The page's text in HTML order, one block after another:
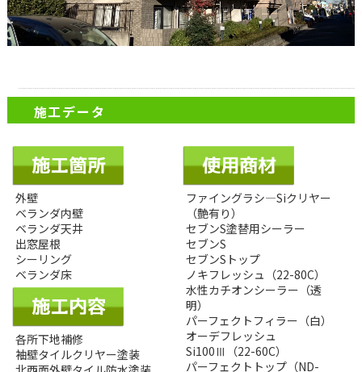
施工データ
外壁
ベランダ内壁
ベランダ天井
出窓屋根
シーリング
ベランダ床
各所下地補修
袖壁タイルクリヤー塗装
ファイングラシ―Siクリヤー
（艶有り）
セブンS塗替用シーラー
セブンS
セブンSトップ
ノキフレッシュ（22-80C）
水性カチオンシーラー（透
明）
パーフェクトフィラー（白）
オーデフレッシュ
Si100Ⅲ（22-60C）
パーフェクトトップ（ND-